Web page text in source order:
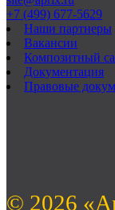
+7 (499) 677-5629
Наши партнеры
Вакансии
Композитный
Документация
Правовые
© 2026